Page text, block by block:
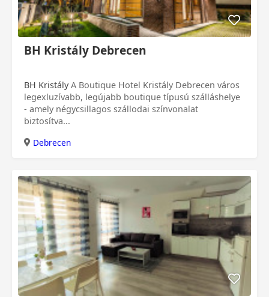
BH Kristály Debrecen
BH KristályA Boutique Hotel Kristály Debrecen város
legexluzívabb, legújabb boutique típusú szálláshelye
- amely négycsillagos szállodai színvonalat
biztosítva...
Debrecen